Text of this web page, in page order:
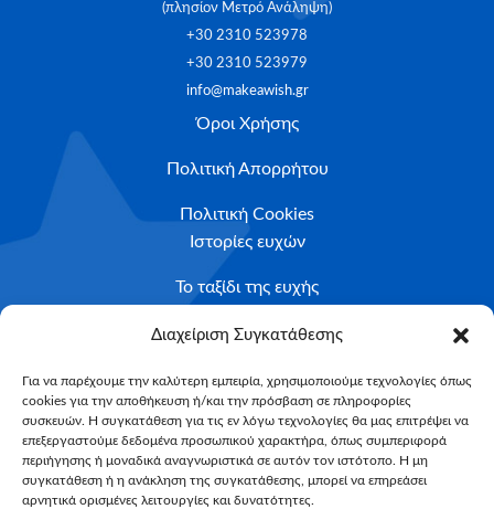
Διαχείριση Συγκατάθεσης
Για να παρέχουμε την καλύτερη εμπειρία, χρησιμοποιούμε τεχνολογίες όπως
cookies για την αποθήκευση ή/και την πρόσβαση σε πληροφορίες
συσκευών. Η συγκατάθεση για τις εν λόγω τεχνολογίες θα μας επιτρέψει να
επεξεργαστούμε δεδομένα προσωπικού χαρακτήρα, όπως συμπεριφορά
περιήγησης ή μοναδικά αναγνωριστικά σε αυτόν τον ιστότοπο. Η μη
συγκατάθεση ή η ανάκληση της συγκατάθεσης, μπορεί να επηρεάσει
αρνητικά ορισμένες λειτουργίες και δυνατότητες.
(πλησίον Μετρό Ανάληψη)
+30 2310 523978
+30 2310 523979
info@makeawish.gr
Όροι Χρήσης
Πολιτική Απορρήτου
Πολιτική Cookies
Ιστορίες ευχών
Το ταξίδι της ευχής
Κριτήρια Καταλληλότητας
Υποβολή Αιτήματος
NEWSLETTER
Email*